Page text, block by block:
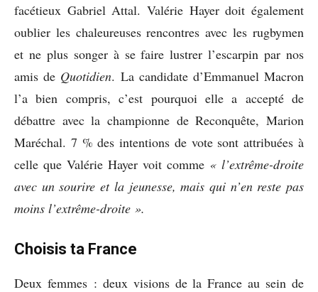
facétieux Gabriel Attal. Valérie Hayer doit également
oublier les chaleureuses rencontres avec les rugbymen
et ne plus songer à se faire lustrer l’escarpin par nos
amis de Quotidien. La candidate d’Emmanuel Macron
l’a bien compris, c’est pourquoi elle a accepté de
débattre avec la championne de Reconquête, Marion
Maréchal. 7 % des intentions de vote sont attribuées à
celle que Valérie Hayer voit comme « l’extrême-droite
avec un sourire et la jeunesse, mais qui n’en reste pas
moins l’extrême-droite ».
Choisis ta France
Deux femmes : deux visions de la France au sein de